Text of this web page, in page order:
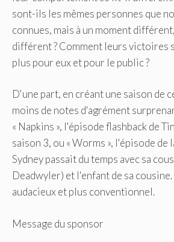
sont-ils les mêmes personnes que
connues, mais à un moment
différent ? Comment leurs victoires
plus pour eux et pour le public ?
D'une part, en créant une saison de
moins de notes d'agrément
« Napkins », l'épisode flashback de
saison 3, ou « Worms », l'épisode de
Sydney passait du temps avec sa
Deadwyler) et l'enfant de sa
audacieux et plus conventionnel.
Message du sponsor